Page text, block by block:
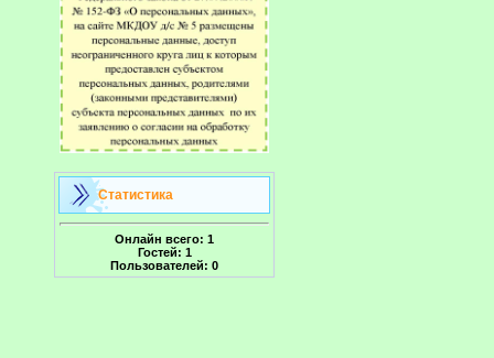
Статистика
Онлайн всего: 1
Гостей: 1
Пользователей: 0